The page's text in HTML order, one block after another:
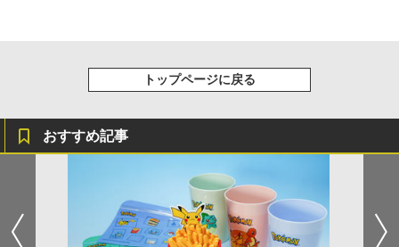
トップページに戻る
おすすめ記事